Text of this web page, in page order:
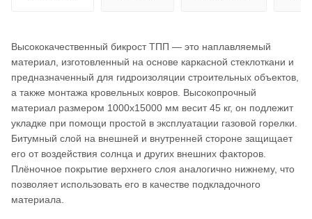
Высококачественный бикрост ТПП — это наплавляемый
материал, изготовленный на основе каркасной стеклоткани и
предназначенный для гидроизоляции строительных объектов,
а также монтажа кровельных ковров. Высокопрочный
материал размером 1000х15000 мм весит 45 кг, он подлежит
укладке при помощи простой в эксплуатации газовой горелки.
Битумный слой на внешней и внутренней стороне защищает
его от воздействия солнца и других внешних факторов.
Плёночное покрытие верхнего слоя аналогично нижнему, что
позволяет использовать его в качестве подкладочного
материала.